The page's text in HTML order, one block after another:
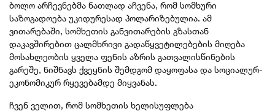
ბოლო არჩევნებმა ნათლად აჩვენა, რომ სომხური
საზოგადოება უკიდურესად პოლარიზებულია. ამ
ვითარებაში, სომხეთის განვითარების გზასთან
დაკავშირებით ცალმხრივი გადაწყვეტილებების მიღება
მოსახლეობის ყველა ფენის აზრის გათვალისწინების
გარეშე, ნიშნავს ქვეყნის შემდგომ დაყოფასა და სოციალურ-
ეკონომიკურ რყევებამდე მიყვანას.
ჩვენ ველით, რომ სომხეთის ხელისუფლება